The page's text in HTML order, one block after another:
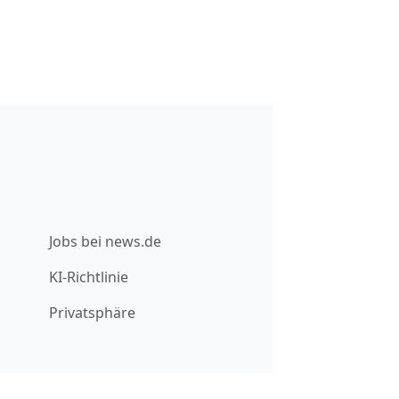
Jobs bei news.de
KI-Richtlinie
Privatsphäre